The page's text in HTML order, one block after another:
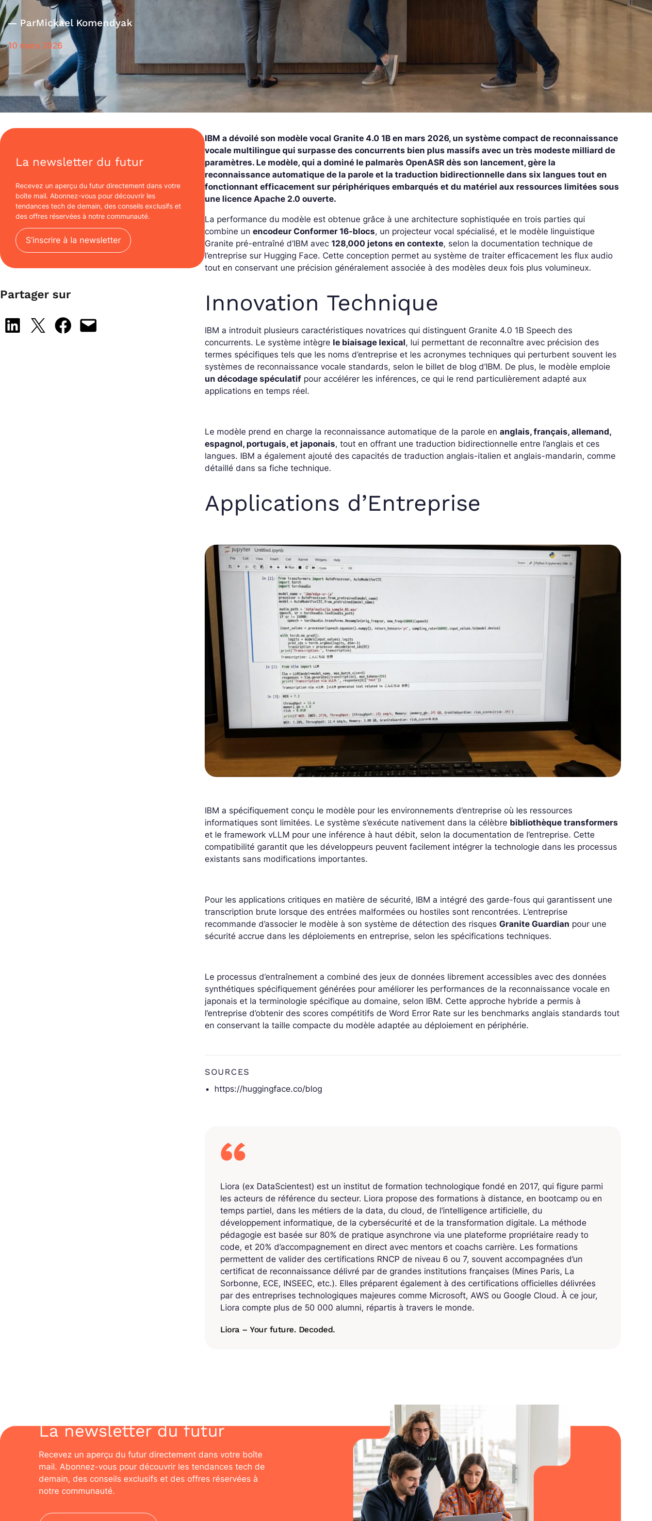
ParMickael Komendyak
10 mars 2026
La newsletter du futur
Recevez un aperçu du futur directement dans votre
boîte mail. Abonnez-vous pour découvrir les
tendances tech de demain, des conseils exclusifs et
des offres réservées à notre communauté.
S’inscrire à la newsletter
Partager sur
Share on LinkedIn
Share on X Share on Facebook
Email this Page
IBM a dévoilé son modèle vocal Granite 4.0 1B en mars 2026, un système compact de reconnaissance
vocale multilingue qui surpasse des concurrents bien plus massifs avec un très modeste milliard de
paramètres. Le modèle, qui a dominé le palmarès OpenASR dès son lancement, gère la
reconnaissance automatique de la parole et la traduction bidirectionnelle dans six langues tout en
fonctionnant efficacement sur périphériques embarqués et du matériel aux ressources limitées sous
une licence Apache 2.0 ouverte.
La performance du modèle est obtenue grâce à une architecture sophistiquée en trois parties qui
combine unencodeur Conformer 16-blocs, un projecteur vocal spécialisé, et le modèle linguistique
Granite pré-entraîné d’IBM avec128,000 jetons en contexte, selon la documentation technique de
l’entreprise sur Hugging Face. Cette conception permet au système de traiter efficacement les flux audio
tout en conservant une précision généralement associée à des modèles deux fois plus volumineux.
Innovation Technique
IBM a introduit plusieurs caractéristiques novatrices qui distinguent Granite 4.0 1B Speech des
concurrents. Le système intègre le biaisage lexical, lui permettant de reconnaître avec précision des
termes spécifiques tels que les noms d’entreprise et les acronymes techniques qui perturbent souvent les
systèmes de reconnaissance vocale standards, selon le billet de blog d’IBM. De plus, le modèle emploie
un décodage spéculatif pour accélérer les inférences, ce qui le rend particulièrement adapté aux
applications en temps réel.
Le modèle prend en charge la reconnaissance automatique de la parole enanglais, français, allemand,
espagnol, portugais, et japonais, tout en offrant une traduction bidirectionnelle entre l’anglais et ces
langues. IBM a également ajouté des capacités de traduction anglais-italien et anglais-mandarin, comme
détaillé dans sa fiche technique.
Applications d’Entreprise
IBM a spécifiquement conçu le modèle pour les environnements d’entreprise où les ressources
informatiques sont limitées. Le système s’exécute nativement dans la célèbre bibliothèque transformers
et le framework vLLM pour une inférence à haut débit, selon la documentation de l’entreprise. Cette
compatibilité garantit que les développeurs peuvent facilement intégrer la technologie dans les processus
existants sans modifications importantes.
Pour les applications critiques en matière de sécurité, IBM a intégré des garde-fous qui garantissent une
transcription brute lorsque des entrées malformées ou hostiles sont rencontrées. L’entreprise
recommande d’associer le modèle à son système de détection des risquesGranite Guardian pour une
sécurité accrue dans les déploiements en entreprise, selon les spécifications techniques.
Le processus d’entraînement a combiné des jeux de données librement accessibles avec des données
synthétiques spécifiquement générées pour améliorer les performances de la reconnaissance vocale en
japonais et la terminologie spécifique au domaine, selon IBM. Cette approche hybride a permis à
l’entreprise d’obtenir des scores compétitifs de Word Error Rate sur les benchmarks anglais standards tout
en conservant la taille compacte du modèle adaptée au déploiement en périphérie.
SOURCES
https://huggingface.co/blog
Liora (ex DataScientest) est un institut de formation technologique fondé en 2017, qui figure parmi
les acteurs de référence du secteur. Liora propose des formations à distance, en bootcamp ou en
temps partiel, dans les métiers de la data, du cloud, de l’intelligence artificielle, du
développement informatique, de la cybersécurité et de la transformation digitale. La méthode
pédagogie est basée sur 80% de pratique asynchrone via une plateforme propriétaire ready to
code, et 20% d’accompagnement en direct avec mentors et coachs carrière. Les formations
permettent de valider des certifications RNCP de niveau 6 ou 7, souvent accompagnées d’un
certificat de reconnaissance délivré par de grandes institutions françaises (Mines Paris, La
Sorbonne, ECE, INSEEC, etc.). Elles préparent également à des certifications officielles délivrées
par des entreprises technologiques majeures comme Microsoft, AWS ou Google Cloud. À ce jour,
Liora compte plus de 50 000 alumni, répartis à travers le monde.
Liora – Your future. Decoded.
La newsletter du futur
Recevez un aperçu du futur directement dans votre boîte
mail. Abonnez-vous pour découvrir les tendances tech de
demain, des conseils exclusifs et des offres réservées à
notre communauté.